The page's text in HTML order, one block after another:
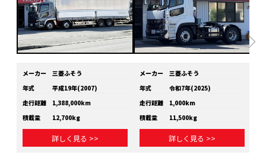
メーカー
三菱ふそう
年式
平成19年(2007)
走行距離
1,388,000km
積載量
12,700kg
詳しく見る >>
メーカー
三菱ふそう
年式
令和7年(2025)
走行距離
1,000km
積載量
11,500kg
詳しく見る >>